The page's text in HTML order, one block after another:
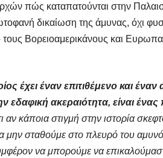
πώς καταπατούνται στην
δικαίωση της άμυνας, όχι
Βορειοαμερικάνους και
έχει έναν επιτιθέμενο και
εδαφική ακεραιότητα, είναι
αν κάποια στιγμή στην ιστορία
σταθούμε στο πλευρό του
να μπορούμε να